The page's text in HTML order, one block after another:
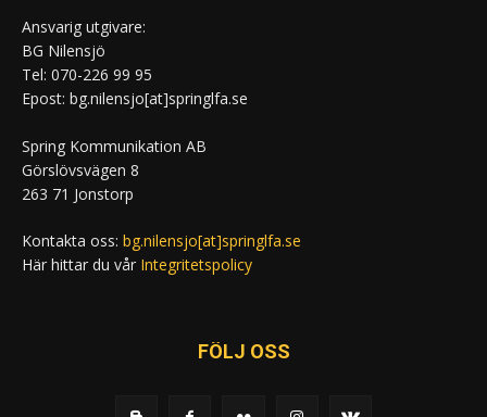
Ansvarig utgivare:
BG Nilensjö
Tel: 070-226 99 95
Epost: bg.nilensjo[at]springlfa.se
Spring Kommunikation AB
Görslövsvägen 8
263 71 Jonstorp
Kontakta oss: bg.nilensjo[at]springlfa.se
Här hittar du vår Integritetspolicy
FÖLJ OSS